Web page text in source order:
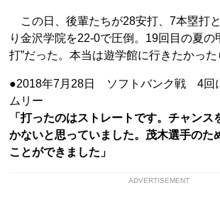
この日、後輩たちが28安打、7本塁打
り金沢学院を22-0で圧倒。19回目の夏の
打”だった。本当は遊学館に行きたかった
●2018年7月28日 ソフトバンク戦 4回
ムリー
「打ったのはストレートです。チャンス
かないと思っていました。茂木選手のた
ことができました」
ADVERTISEMENT